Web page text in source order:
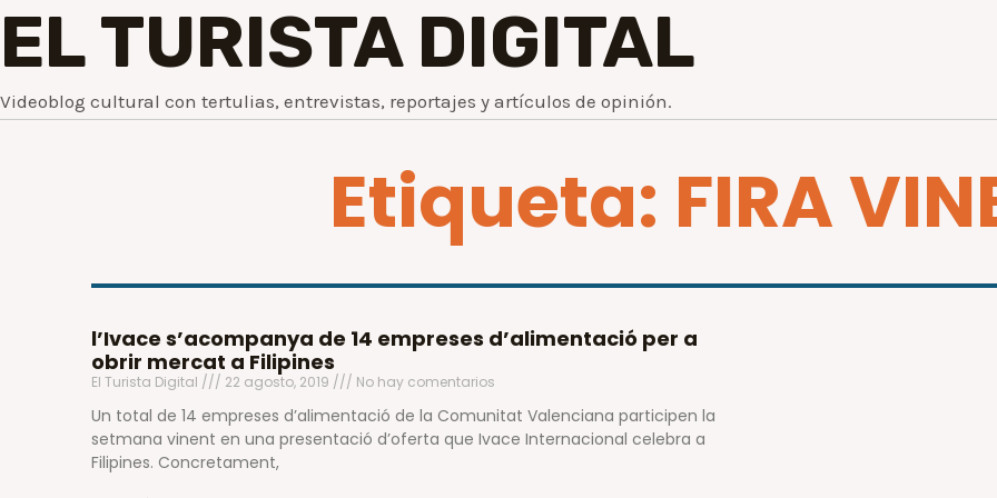
EL TURISTA DIGITAL
Videoblog cultural con tertulias, entrevistas, reportajes y artículos de opinión.
Etiqueta: FIRA
l’Ivace s’acompanya de 14 empreses d’alimentació per a
obrir mercat a Filipines
El Turista Digital 22 agosto, 2019 No hay comentarios
Un total de 14 empreses d’alimentació de la Comunitat Valenciana participen la
setmana vinent en una presentació d’oferta que Ivace Internacional celebra a
Filipines. Concretament,